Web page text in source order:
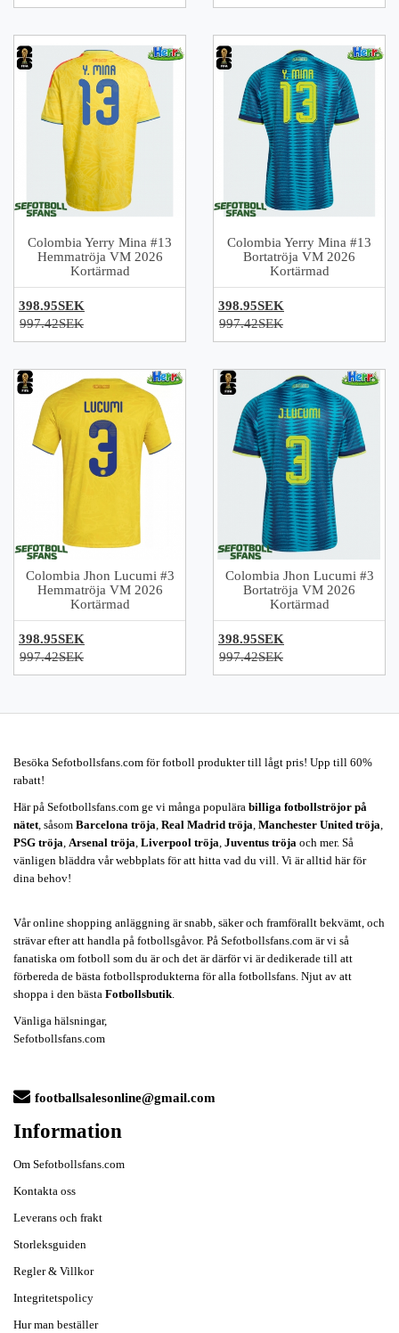
Colombia Yerry Mina #13
Hemmatröja VM 2026
Kortärmad
398.95SEK
997.42SEK
Colombia Yerry Mina #13
Bortatröja VM 2026
Kortärmad
398.95SEK
997.42SEK
Colombia Jhon Lucumi #3
Hemmatröja VM 2026
Kortärmad
398.95SEK
997.42SEK
Colombia Jhon Lucumi #3
Bortatröja VM 2026
Kortärmad
398.95SEK
997.42SEK
Besöka Sefotbollsfans.com för fotboll produkter till lågt pris! Upp till 60%
rabatt!
Här på Sefotbollsfans.com ge vi många populära billiga fotbollströjor på
nätet , såsom Barcelona tröja Real Madrid tröja Manchester United tröja
PSG tröja Arsenal tröja Liverpool tröja Juventus tröja och mer. Så
vänligen bläddra vår webbplats för att hitta vad du vill. Vi är alltid här för
dina behov!
Vår online shopping anläggning är snabb, säker och framförallt bekvämt, och
strävar efter att handla på fotbollsgåvor. På Sefotbollsfans.com är vi så
fanatiska om fotboll som du är och det är därför vi är dedikerade till att
förbereda de bästa fotbollsprodukterna för alla fotbollsfans. Njut av att
shoppa i den bästa Fotbollsbutik
Vänliga hälsningar,
Sefotbollsfans.com
footballsalesonline@gmail.com
Information
Om Sefotbollsfans.com
Kontakta oss
Leverans och frakt
Storleksguiden
Regler & Villkor
Integritetspolicy
Hur man beställer